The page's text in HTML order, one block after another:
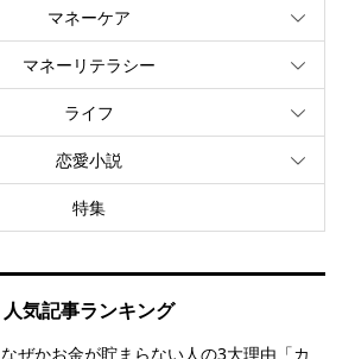
マネーケア
マネーリテラシー
ライフ
恋愛小説
特集
人気記事ランキング
なぜかお金が貯まらない人の3大理由「カ